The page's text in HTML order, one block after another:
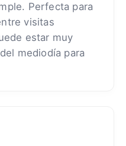
Perfecta para
visitas
estar muy
mediodía para